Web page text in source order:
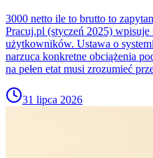
3000 netto ile to brutto to
Pracuj.pl (styczeń 2025)
użytkowników. Ustawa o
narzuca konkretne obciążenia
na pełen etat musi zrozumieć
31 lipca 2026